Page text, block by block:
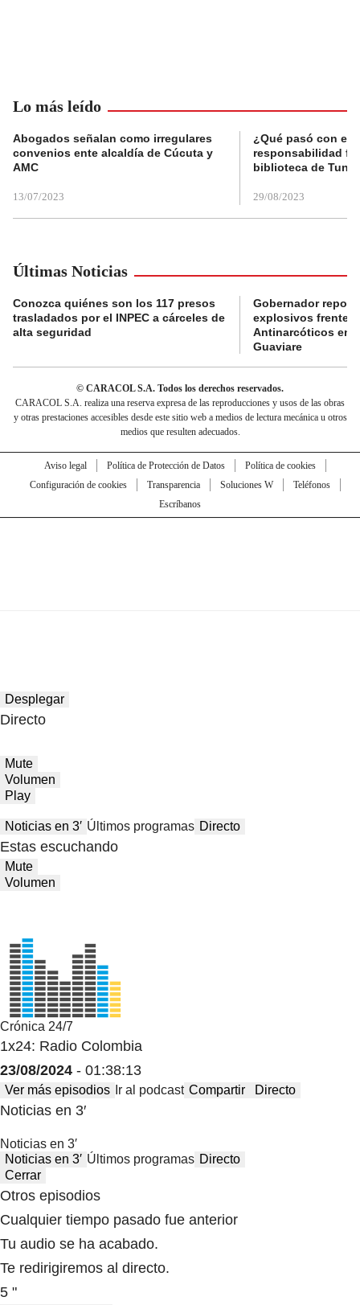
Lo más leído
Abogados señalan como irregulares
convenios ente alcaldía de Cúcuta y
AMC
13/07/2023
¿Qué pasó con el
responsabilidad
biblioteca de
29/08/2023
Últimas Noticias
Conozca quiénes son los 117 presos
trasladados por el INPEC a cárceles de
alta seguridad
Gobernador
explosivos frente a
Antinarcóticos en
Guaviare
© CARACOL S.A. Todos los derechos reservados.
CARACOL S.A. realiza una reserva expresa de las reproducciones y usos de las obras
y otras prestaciones accesibles desde este sitio web a medios de lectura mecánica u otros
medios que resulten adecuados.
Aviso legal Política de Protección de Datos
Política de cookies
Configuración de cookies
Transparencia Soluciones W
Teléfonos
Escríbanos
Desplegar
Directo
Mute
Volumen
Play
Noticias en 3′ Últimos programas Directo
Estas escuchando
Mute
Volumen
Crónica 24/7
1x24: Radio Colombia
23/08/2024 - 01:38:13
Ver más episodios Ir al podcast Compartir Directo
Noticias en 3′
Noticias en 3′
Noticias en 3′ Últimos programas Directo
Cerrar
Otros episodios
Cualquier tiempo pasado fue anterior
Tu audio se ha acabado.
Te redirigiremos al directo.
5 "